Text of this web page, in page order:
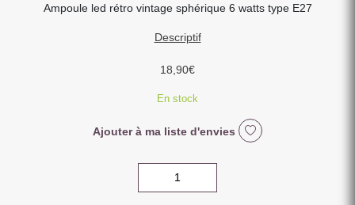
Ampoule led rétro vintage sphérique 6 watts type E27
Descriptif
18,90€
En stock
Ajouter à ma liste d'envies